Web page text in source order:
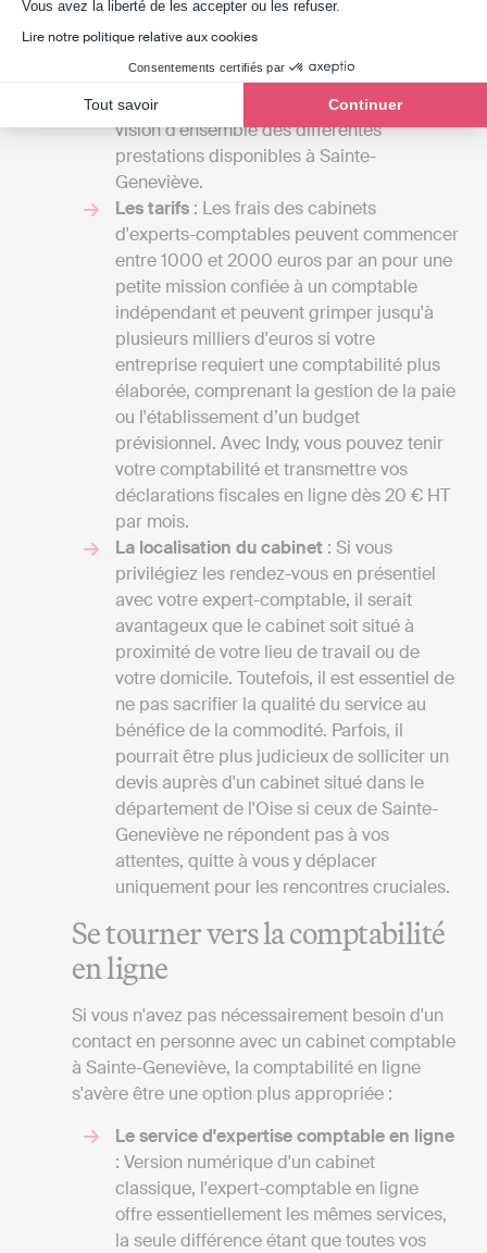
Vous avez la liberté de les accepter ou les refuser.
Lire notre politique relative aux cookies
Consentements certifiés par
Tout savoir Continuer
recevoir divers devis et de comparer les
coûts par rapport aux services proposés.
Cela vous permettra aussi d'avoir une
vision d'ensemble des différentes
prestations disponibles à Sainte-
Geneviève.
Les tarifs : Les frais des cabinets
d'experts-comptables peuvent commencer
entre 1000 et 2000 euros par an pour une
petite mission confiée à un comptable
indépendant et peuvent grimper jusqu'à
plusieurs milliers d'euros si votre
entreprise requiert une comptabilité plus
élaborée, comprenant la gestion de la paie
ou l'établissement d’un budget
prévisionnel. Avec Indy, vous pouvez tenir
votre comptabilité et transmettre vos
déclarations fiscales en ligne dès 20 € HT
par mois.
La localisation du cabinet : Si vous
privilégiez les rendez-vous en présentiel
avec votre expert-comptable, il serait
avantageux que le cabinet soit situé à
proximité de votre lieu de travail ou de
votre domicile. Toutefois, il est essentiel de
ne pas sacrifier la qualité du service au
bénéfice de la commodité. Parfois, il
pourrait être plus judicieux de solliciter un
devis auprès d'un cabinet situé dans le
département de l'Oise si ceux de Sainte-
Geneviève ne répondent pas à vos
attentes, quitte à vous y déplacer
uniquement pour les rencontres cruciales.
Se tourner vers la comptabilité
en ligne
Si vous n'avez pas nécessairement besoin d'un
contact en personne avec un cabinet comptable
à Sainte-Geneviève, la comptabilité en ligne
s'avère être une option plus appropriée :
Le service d'expertise comptable en ligne
: Version numérique d'un cabinet
classique, l'expert-comptable en ligne
offre essentiellement les mêmes services,
la seule différence étant que toutes vos